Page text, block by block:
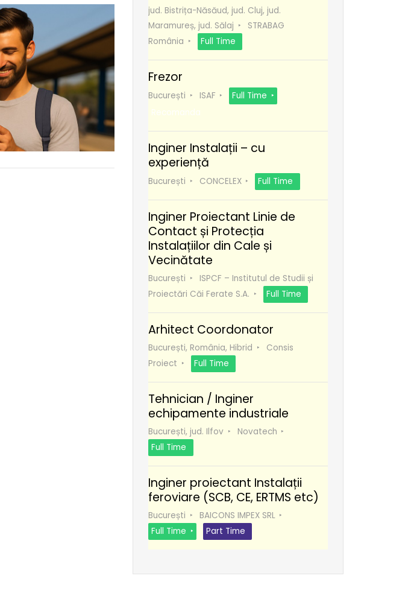
jud. Bistrița-Năsăud, jud. Cluj, jud.
Maramureș, jud. Sălaj
STRABAG
România
Full Time
Frezor
București ISAF
Full Time
Recomanda
Inginer Instalații – cu
experiență
București CONCELEX Full Time
Inginer Proiectant Linie de
Contact și Protecția
Instalațiilor din Cale și
Vecinătate
București
ISPCF – Institutul de Studii și
Proiectări Căi Ferate S.A.
Full Time
Arhitect Coordonator
București, România, Hibrid
Consis
Proiect
Full Time
Tehnician / Inginer
echipamente industriale
București, jud. Ilfov
Novatech
Full Time
Inginer proiectant Instalații
feroviare (SCB, CE, ERTMS etc)
București
BAICONS IMPEX SRL
Full Time
Part Time